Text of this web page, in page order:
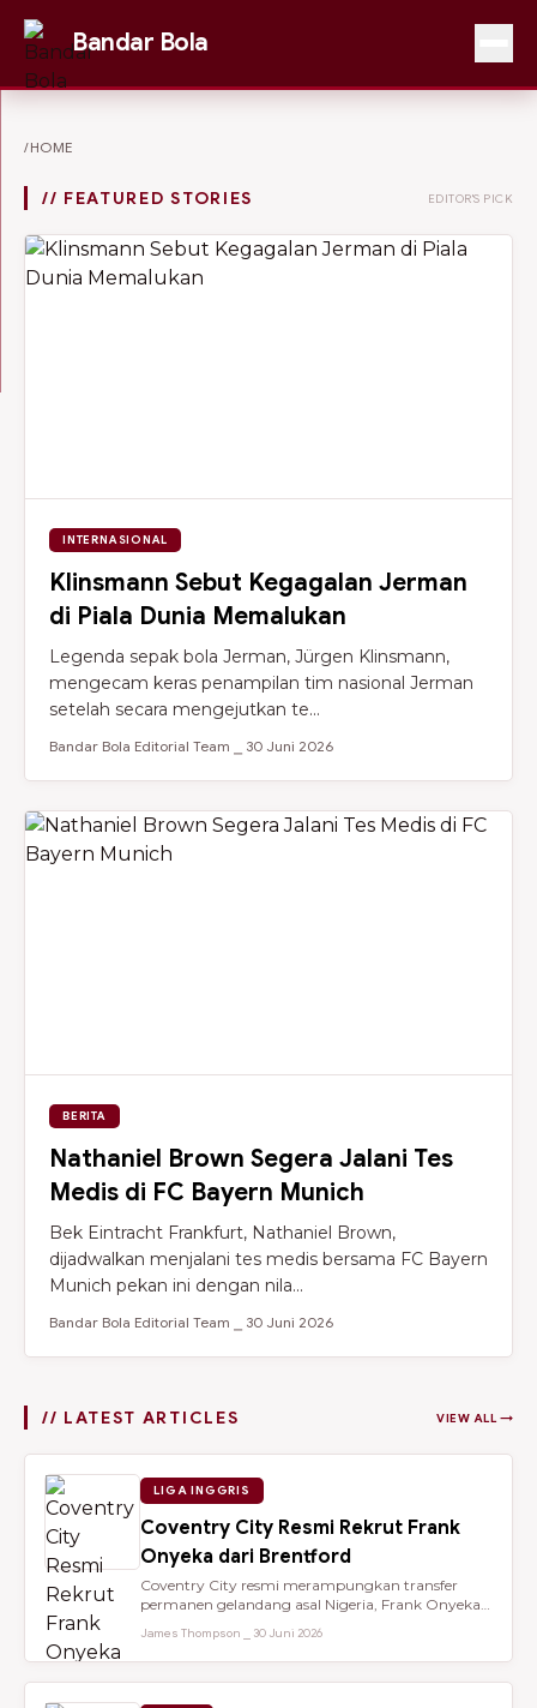
Bandar Bola
/HOME
// FEATURED STORIES EDITOR'S PICK
INTERNASIONAL
Klinsmann Sebut Kegagalan Jerman
di Piala Dunia Memalukan
Legenda sepak bola Jerman, Jürgen Klinsmann,
mengecam keras penampilan tim nasional Jerman
setelah secara mengejutkan te...
Bandar Bola Editorial Team ⎯ 30 Juni 2026
BERITA
Nathaniel Brown Segera Jalani Tes
Medis di FC Bayern Munich
Bek Eintracht Frankfurt, Nathaniel Brown,
dijadwalkan menjalani tes medis bersama FC Bayern
Munich pekan ini dengan nila...
Bandar Bola Editorial Team ⎯ 30 Juni 2026
// LATEST ARTICLES VIEW ALL →
LIGA INGGRIS
Coventry City Resmi Rekrut Frank
Onyeka dari Brentford
Coventry City resmi merampungkan transfer
permanen gelandang asal Nigeria, Frank Onyeka,
James Thompson ⎯ 30 Juni 2026